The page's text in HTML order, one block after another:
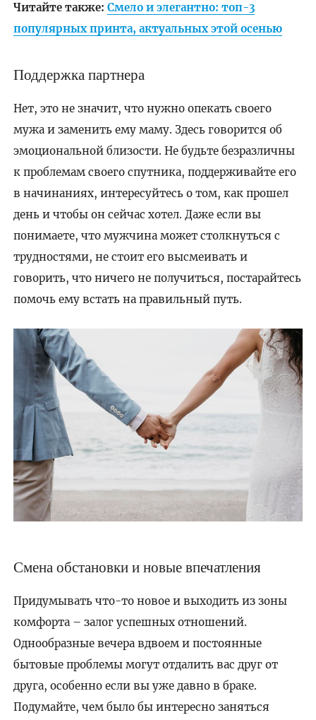
Читайте также: Смело и элегантно: топ-3
популярных принта, актуальных этой осенью
Поддержка партнера
Нет, это не значит, что нужно опекать своего
мужа и заменить ему маму. Здесь говорится об
эмоциональной близости. Не будьте безразличны
к проблемам своего спутника, поддерживайте его
в начинаниях, интересуйтесь о том, как прошел
день и чтобы он сейчас хотел. Даже если вы
понимаете, что мужчина может столкнуться с
трудностями, не стоит его высмеивать и
говорить, что ничего не получиться, постарайтесь
помочь ему встать на правильный путь.
Смена обстановки и новые впечатления
Придумывать что-то новое и выходить из зоны
комфорта – залог успешных отношений.
Однообразные вечера вдвоем и постоянные
бытовые проблемы могут отдалить вас друг от
друга, особенно если вы уже давно в браке.
Подумайте, чем было бы интересно заняться